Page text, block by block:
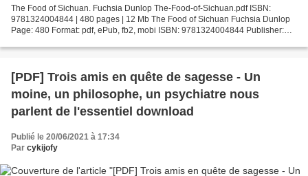
The Food of Sichuan. Fuchsia Dunlop The-Food-of-Sichuan.pdf ISBN:
9781324004844 | 480 pages | 12 Mb The Food of Sichuan Fuchsia Dunlop
Page: 480 Format: pdf, ePub, fb2, mobi ISBN: 9781324004844 Publisher:
[PDF] Trois amis en quête de sagesse - Un
moine, un philosophe, un psychiatre nous
parlent de l'essentiel download
Publié le 20/06/2021 à 17:34
Par cykijofy